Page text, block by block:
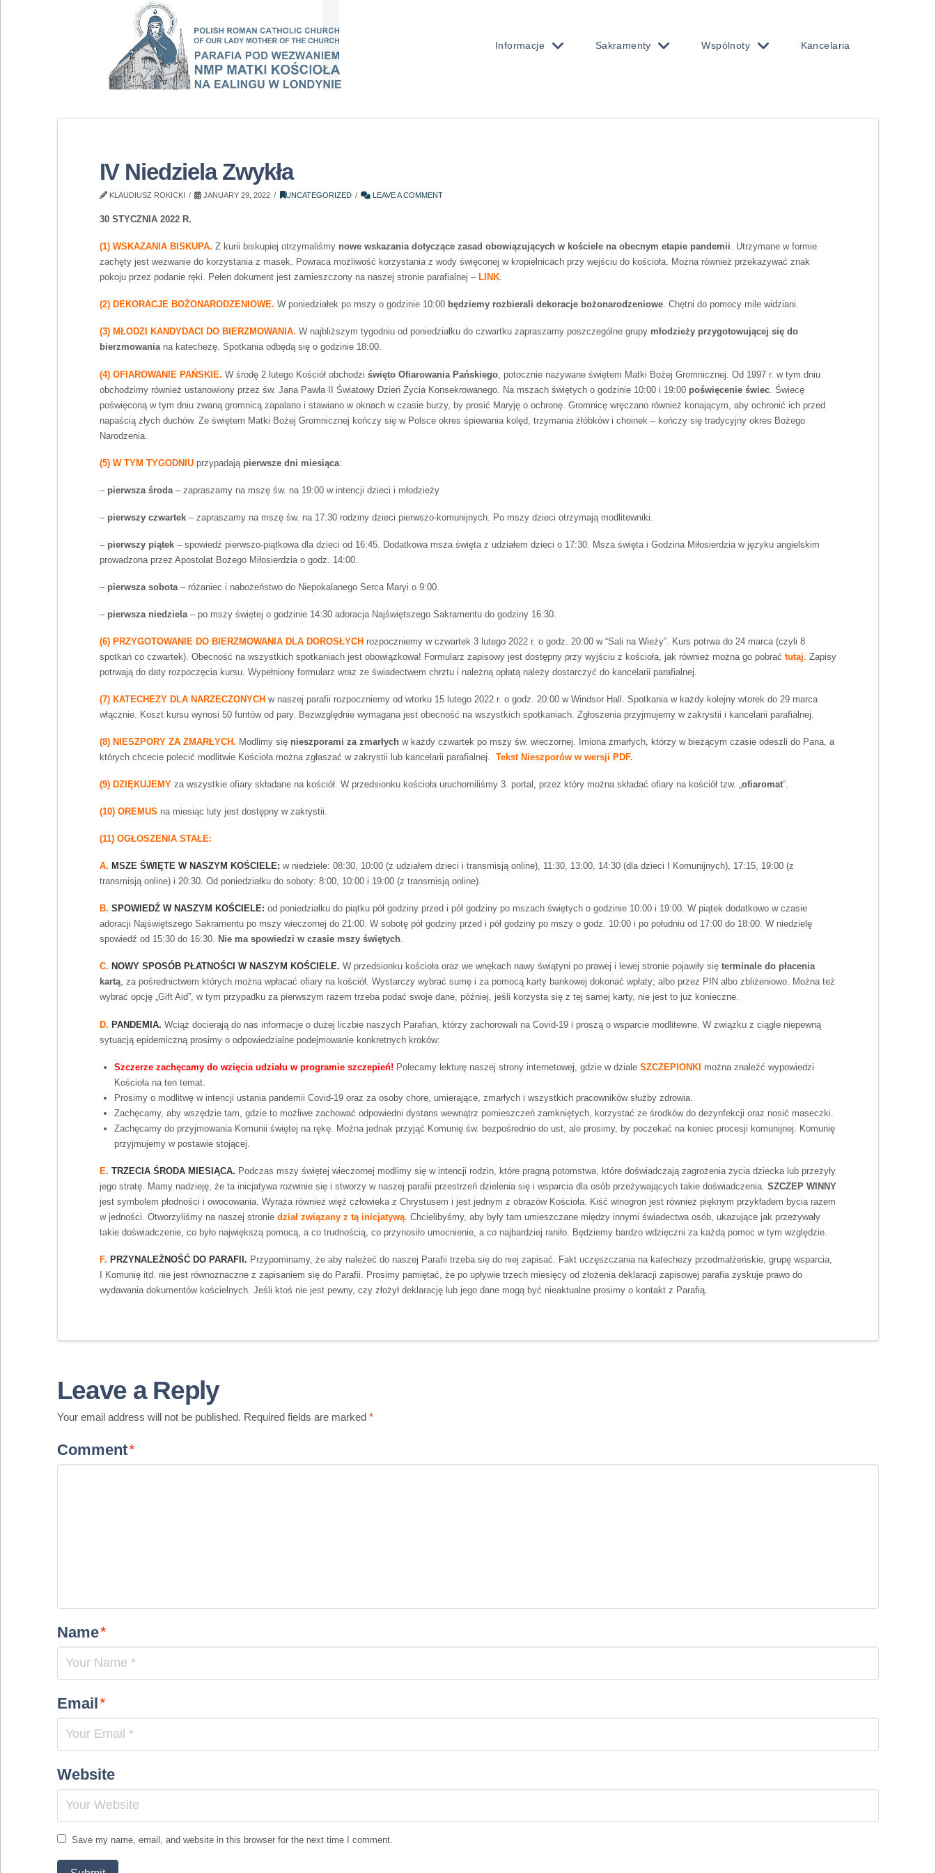
Informacje Sakramenty Wspólnoty Kancelaria
IV Niedziela Zwykła
KLAUDIUSZ ROKICKI JANUARY 29, 2022 UNCATEGORIZED LEAVE A COMMENT
30 STYCZNIA 2022 R.
(1) WSKAZANIA BISKUPA. Z kurii biskupiej otrzymaliśmy nowe wskazania dotyczące zasad obowiązujących w kościele na obecnym etapie pandemii. Utrzymane w formie
zachęty jest wezwanie do korzystania z masek. Powraca możliwość korzystania z wody święconej w kropielnicach przy wejściu do kościoła. Można również przekazywać znak
pokoju przez podanie ręki. Pełen dokument jest zamieszczony na naszej stronie parafialnej – LINK.
(2) DEKORACJE BOŻONARODZENIOWE. W poniedziałek po mszy o godzinie 10:00 będziemy rozbierali dekoracje bożonarodzeniowe. Chętni do pomocy mile widziani.
(3) MŁODZI KANDYDACI DO BIERZMOWANIA. W najbliższym tygodniu od poniedziałku do czwartku zapraszamy poszczególne grupy młodzieży przygotowującej się do
bierzmowania na katechezę. Spotkania odbędą się o godzinie 18:00.
(4) OFIAROWANIE PAŃSKIE. W środę 2 lutego Kościół obchodzi święto Ofiarowania Pańskiego, potocznie nazywane świętem Matki Bożej Gromnicznej. Od 1997 r. w tym dniu
obchodzimy również ustanowiony przez św. Jana Pawła II Światowy Dzień Życia Konsekrowanego. Na mszach świętych o godzinie 10:00 i 19:00 poświęcenie świec. Świecę
poświęconą w tym dniu zwaną gromnicą zapalano i stawiano w oknach w czasie burzy, by prosić Maryję o ochronę. Gromnicę wręczano również konającym, aby ochronić ich przed
napaścią złych duchów. Ze świętem Matki Bożej Gromnicznej kończy się w Polsce okres śpiewania kolęd, trzymania żłóbków i choinek – kończy się tradycyjny okres Bożego
Narodzenia.
(5) W TYM TYGODNIUprzypadają pierwsze dni miesiąca:
– pierwsza środa – zapraszamy na mszę św. na 19:00 w intencji dzieci i młodzieży
– pierwszy czwartek – zapraszamy na mszę św. na 17:30 rodziny dzieci pierwszo-komunijnych. Po mszy dzieci otrzymają modlitewniki.
– pierwszy piątek – spowiedź pierwszo-piątkowa dla dzieci od 16:45. Dodatkowa msza święta z udziałem dzieci o 17:30. Msza święta i Godzina Miłosierdzia w języku angielskim
prowadzona przez Apostolat Bożego Miłosierdzia o godz. 14:00.
– pierwsza sobota– różaniec i nabożeństwo do Niepokalanego Serca Maryi o 9:00.
– pierwsza niedziela – po mszy świętej o godzinie 14:30 adoracja Najświętszego Sakramentu do godziny 16:30.
(6) PRZYGOTOWANIE DO BIERZMOWANIA DLA DOROSŁYCH rozpoczniemy w czwartek 3 lutego 2022 r. o godz. 20:00 w “Sali na Wieży”. Kurs potrwa do 24 marca (czyli 8
spotkań co czwartek). Obecność na wszystkich spotkaniach jest obowiązkowa! Formularz zapisowy jest dostępny przy wyjściu z kościoła, jak również można go pobrać tutaj . Zapisy
potrwają do daty rozpoczęcia kursu. Wypełniony formularz wraz ze świadectwem chrztu i należną opłatą należy dostarczyć do kancelarii parafialnej.
(7) KATECHEZY DLA NARZECZONYCH w naszej parafii rozpoczniemy od wtorku 15 lutego 2022 r. o godz. 20:00 w Windsor Hall. Spotkania w każdy kolejny wtorek do 29 marca
włącznie. Koszt kursu wynosi 50 funtów od pary. Bezwzględnie wymagana jest obecność na wszystkich spotkaniach. Zgłoszenia przyjmujemy w zakrystii i kancelarii parafialnej.
(8) NIESZPORY ZA ZMARŁYCH. Modlimy się nieszporami za zmarłychw każdy czwartek po mszy św. wieczornej. Imiona zmarłych, którzy w bieżącym czasie odeszli do Pana, a
których chcecie polecić modlitwie Kościoła można zgłaszać w zakrystii lub kancelarii parafialnej. Tekst Nieszporów w wersji PDF.
(9) DZIĘKUJEMY za wszystkie ofiary składane na kościół. W przedsionku kościoła uruchomiliśmy 3. portal, przez który można składać ofiary na kościół tzw. „ofiaromat”.
(10) OREMUS na miesiąc luty jest dostępny w zakrystii.
(11) OGŁOSZENIA STAŁE:
A. MSZE ŚWIĘTE W NASZYM KOŚCIELE: w niedziele: 08:30, 10:00 (z udziałem dzieci i transmisją online), 11:30, 13:00, 14:30 (dla dzieci I Komunijnych), 17:15, 19:00 (z
transmisją online) i 20:30. Od poniedziałku do soboty: 8:00, 10:00 i 19:00 (z transmisją online).
B. SPOWIEDŹ W NASZYM KOŚCIELE: od poniedziałku do piątku pół godziny przed i pół godziny po mszach świętych o godzinie 10:00 i 19:00. W piątek dodatkowo w czasie
adoracji Najświętszego Sakramentu po mszy wieczornej do 21:00. W sobotę pół godziny przed i pół godziny po mszy o godz. 10:00 i po południu od 17:00 do 18:00. W niedzielę
spowiedź od 15:30 do 16:30. Nie ma spowiedzi w czasie mszy świętych.
C. NOWY SPOSÓB PŁATNOŚCI W NASZYM KOŚCIELE. W przedsionku kościoła oraz we wnękach nawy świątyni po prawej i lewej stronie pojawiły się terminale do płacenia
kartą, za pośrednictwem których można wpłacać ofiary na kościół. Wystarczy wybrać sumę i za pomocą karty bankowej dokonać wpłaty; albo przez PIN albo zbliżeniowo. Można też
wybrać opcję „Gift Aid”, w tym przypadku za pierwszym razem trzeba podać swoje dane, później, jeśli korzysta się z tej samej karty, nie jest to już konieczne.
D. PANDEMIA. Wciąż docierają do nas informacje o dużej liczbie naszych Parafian, którzy zachorowali na Covid-19 i proszą o wsparcie modlitewne. W związku z ciągle niepewną
sytuacją epidemiczną prosimy o odpowiedzialne podejmowanie konkretnych kroków:
Szczerze zachęcamy do wzięcia udziału w programie szczepień! Polecamy lekturę naszej strony internetowej, gdzie w dzialeSZCZEPIONKI można znaleźć wypowiedzi
Kościoła na ten temat.
Prosimy o modlitwę w intencji ustania pandemii Covid-19 oraz za osoby chore, umierające, zmarłych i wszystkich pracowników służby zdrowia.
Zachęcamy, aby wszędzie tam, gdzie to możliwe zachować odpowiedni dystans wewnątrz pomieszczeń zamkniętych, korzystać ze środków do dezynfekcji oraz nosić maseczki.
Zachęcamy do przyjmowania Komunii świętej na rękę. Można jednak przyjąć Komunię św. bezpośrednio do ust, ale prosimy, by poczekać na koniec procesji komunijnej. Komunię
przyjmujemy w postawie stojącej.
E. TRZECIA ŚRODA MIESIĄCA. Podczas mszy świętej wieczornej modlimy się w intencji rodzin, które pragną potomstwa, które doświadczają zagrożenia życia dziecka lub przeżyły
jego stratę. Mamy nadzieję, że ta inicjatywa rozwinie się i stworzy w naszej parafii przestrzeń dzielenia się i wsparcia dla osób przeżywających takie doświadczenia. SZCZEP WINNY
jest symbolem płodności i owocowania. Wyraża również więź człowieka z Chrystusem i jest jednym z obrazów Kościoła. Kiść winogron jest również pięknym przykładem bycia razem
w jedności. Otworzyliśmy na naszej stronie dział związany z tą inicjatywą. Chcielibyśmy, aby były tam umieszczane między innymi świadectwa osób, ukazujące jak przeżywały
takie doświadczenie, co było największą pomocą, a co trudnością, co przynosiło umocnienie, a co najbardziej raniło. Będziemy bardzo wdzięczni za każdą pomoc w tym względzie.
F. PRZYNALEŻNOŚĆ DO PARAFII. Przypominamy, że aby należeć do naszej Parafii trzeba się do niej zapisać. Fakt uczęszczania na katechezy przedmałżeńskie, grupę wsparcia,
I Komunię itd. nie jest równoznaczne z zapisaniem się do Parafii. Prosimy pamiętać, że po upływie trzech miesięcy od złożenia deklaracji zapisowej parafia zyskuje prawo do
wydawania dokumentów kościelnych. Jeśli ktoś nie jest pewny, czy złożył deklarację lub jego dane mogą być nieaktualne prosimy o kontakt z Parafią.
Leave a Reply
Your email address will not be published. Required fields are marked *
Comment*
Name*
Email*
Website
Save my name, email, and website in this browser for the next time I comment.